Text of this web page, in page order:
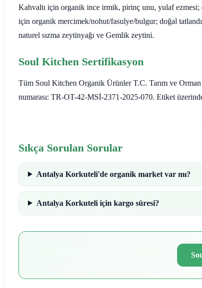
Kahvaltı için organik ince irmik, pirinç unu, yulaf
için organik mercimek/nohut/fasulye/bulgur; doğal
naturel sızma zeytinyağı ve Gemlik zeytini.
Soul Kitchen Sertifikasyon
Tüm Soul Kitchen Organik Ürünler T.C. Tarım ve Orman
numarası: TR-OT-42-MSİ-2371-2025-070. Etiket
Sıkça Sorulan Sorular
Antalya Korkuteli'de organik market var mı?
Antalya Korkuteli için kargo süresi?